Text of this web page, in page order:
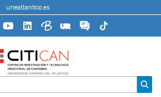
uneatlantico.es